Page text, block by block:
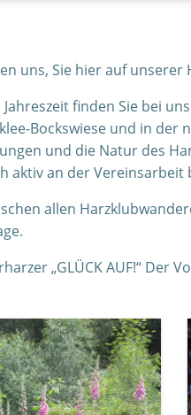
uns, Sie hier auf unserer
Jahreszeit finden Sie bei
Bockswiese und in
und die Natur des
aktiv an der Vereinsarbeit
allen
„GLÜCK AUF!“ Der